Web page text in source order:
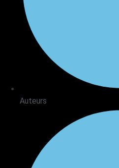
Auteurs